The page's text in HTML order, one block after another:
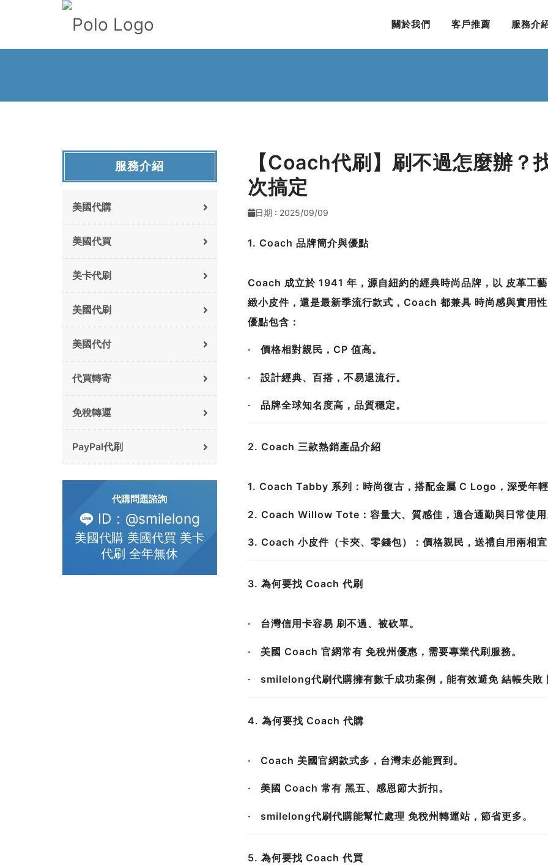
關於我們 客戶推薦 服務介
【Coach代刷】刷不過怎麼辦
次搞定
日期 : 2025/09/09
1. Coach 品牌簡介與優點
Coach 成立於 1941 年，源自紐約的經典時尚品牌，以 皮革工
緻小皮件，還是最新季流行款式，Coach 都兼具 時尚感與實用
優點包含：
· 價格相對親民，CP 值高。
· 設計經典、百搭，不易退流行。
· 品牌全球知名度高，品質穩定。
2. Coach 三款熱銷產品介紹
1. Coach Tabby 系列：時尚復古，搭配金屬 C Logo，深受年
2. Coach Willow Tote：容量大、質感佳，適合通勤與日常使
3. Coach 小皮件（卡夾、零錢包）：價格親民，送禮自用兩相
3. 為何要找 Coach 代刷
· 台灣信用卡容易 刷不過、被砍單。
· 美國 Coach 官網常有 免稅州優惠，需要專業代刷服務。
· smilelong代刷代購擁有數千成功案例，能有效避免 結帳失敗
4. 為何要找 Coach 代購
· Coach 美國官網款式多，台灣未必能買到。
· 美國 Coach 常有 黑五、感恩節大折扣。
· smilelong代刷代購能幫忙處理 免稅州轉運站，節省更多。
5. 為何要找 Coach 代買
服務介紹
美國代購
美國代買
美卡代刷
美國代刷
美國代付
代買轉寄
免稅轉運
PayPal代刷
代購問題諮詢
ID：@smilelong
美國代購 美國代買 美卡
代刷 全年無休